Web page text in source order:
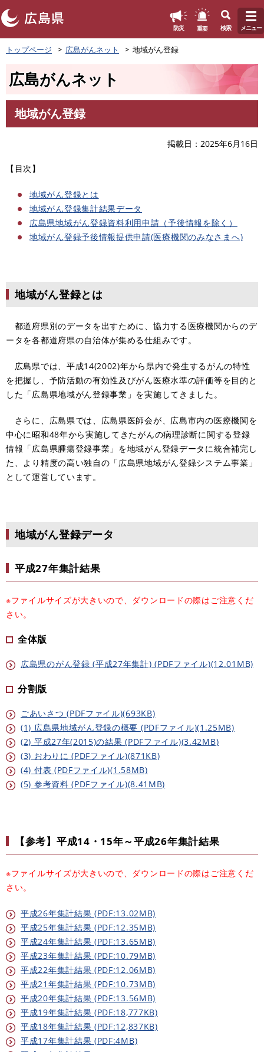
ペ
ー
頭
す
防災 重要 検索 メニュー
トップページ 広島がんネット 地域がん登録
広島がんネット
文
地域がん登録
掲載日 2025年6月16日
【目次】
地域がん登録とは
地域がん登録集計結果データ
広島県地域がん登録資料利用申請（予後情報を除く）
地域がん登録予後情報提供申請(医療機関のみなさまへ)
地域がん登録とは
都道府県別のデータを出すために、協力する医療機関からのデ
ータを各都道府県の自治体が集める仕組みです。
広島県では、平成14(2002)年から県内で発生するがんの特性
を把握し、予防活動の有効性及びがん医療水準の評価等を目的と
した「広島県地域がん登録事業」を実施してきました。
さらに、広島県では、広島県医師会が、広島市内の医療機関を
中心に昭和48年から実施してきたがんの病理診断に関する登録
情報「広島県腫瘍登録事業」を地域がん登録データに統合補完し
た、より精度の高い独自の「広島県地域がん登録システム事業」
として運営しています。
地域がん登録データ
平成27年集計結果
※ファイルサイズが大きいので、ダウンロードの際はご注意くだ
さい。
全体版
広島県のがん登録 (平成27年集計) (PDFファイル)(12.01MB)
分割版
ごあいさつ (PDFファイル)(693KB)
(1) 広島県地域がん登録の概要 (PDFファイル)(1.25MB)
(2) 平成27年(2015)の結果 (PDFファイル)(3.42MB)
(3) おわりに (PDFファイル)(871KB)
(4) 付表 (PDFファイル)(1.58MB)
(5) 参考資料 (PDFファイル)(8.41MB)
【参考】平成14・15年～平成26年集計結果
※ファイルサイズが大きいので、ダウンロードの際はご注意くだ
さい。
平成26年集計結果 (PDF:13.02MB)
平成25年集計結果 (PDF:12.35MB)
平成24年集計結果 (PDF:13.65MB)
平成23年集計結果 (PDF:10.79MB)
平成22年集計結果 (PDF:12.06MB)
平成21年集計結果 (PDF:10.73MB)
平成20年集計結果 (PDF:13.56MB)
平成19年集計結果 (PDF:18,777KB)
平成18年集計結果 (PDF:12,837KB)
平成17年集計結果 (PDF:4MB)